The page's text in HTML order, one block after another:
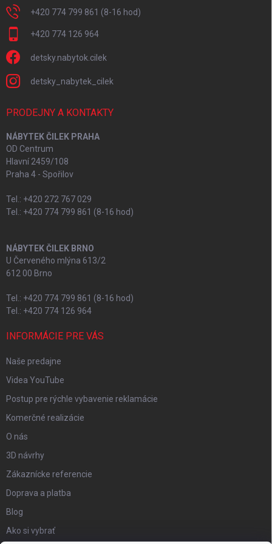
+420 774 799 861 (8-16 hod)
+420 774 126 964
detsky.nabytok.cilek
detsky_nabytek_cilek
PRODEJNY A KONTAKTY
NÁBYTEK ČILEK PRAHA
OD Centrum
Hlavní 2459/108
Praha 4 - Spořilov
Tel.: +420 272 767 029
Tel.: +420 774 799 861 (8-16 hod)
NÁBYTEK ČILEK BRNO
U Červeného mlýna 613/2
612 00 Brno
Tel.: +420 774 799 861 (8-16 hod)
Tel.: +420 774 126 964
INFORMÁCIE PRE VÁS
Naše predajne
Videa YouTube
Postup pre rýchle vybavenie reklamácie
Komerčné realizácie
O nás
3D návrhy
Zákaznícke referencie
Doprava a platba
Blog
Ako si vybrať